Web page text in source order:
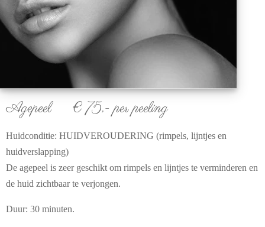
Agepeel € 75,- per peeling
Huidconditie: HUIDVEROUDERING (rimpels, lijntjes en
huidverslapping)
De agepeel is zeer geschikt om rimpels en lijntjes te verminderen en
de huid zichtbaar te verjongen.
Duur: 30 minuten.